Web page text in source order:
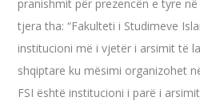
pranishmit për prezencën e tyre
tjera tha: “Fakulteti i Studimeve
institucioni më i vjetër i arsimit të
shqiptare ku mësimi organizohet
FSI është institucioni i parë i